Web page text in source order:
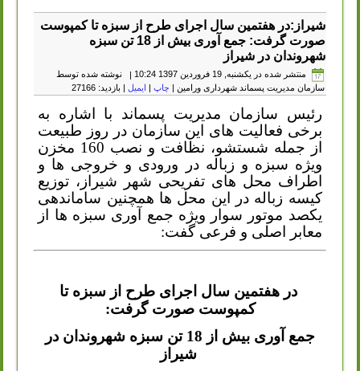
شیراز:در هفتمین سال اجرای طرح از سبزه تا کمپوست
صورت گرفت: جمع آوری بیش از 18 تن سبزه
شهروندان در شیراز
منتشر شده در یکشنبه, 19 فروردين 1397 10:24 |
نوشته شده توسط
سازمان مدیریت پسماند شهرداری ورامین | چاپ | ایمیل | بازدید: 27166
رئیس سازمان مدیریت پسماند با اشاره به
برخی فعالیت های این سازمان در روز طبیعت
از جمله شستشو، نظافت و نصب 160 مخزن
ویژه سبزه و زباله در ورودی و خروجی ها و
اطراف محل های تفریحی شهر شیراز، توزیع
کیسه زباله در این محل ها همچنین ساماندهی
یکصد موتور سوار ویژه جمع آوری سبزه ها از
معابر اصلی و فرعی گفت:
در هفتمین سال اجرای طرح از سبزه تا
کمپوست صورت گرفت:
جمع آوری بیش از 18 تن سبزه شهروندان در
شیراز